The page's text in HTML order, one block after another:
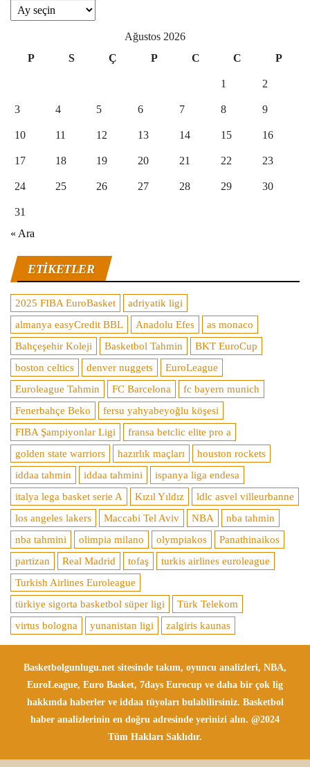
Arşivler
Ağustos 2026
P
S Ç P C C P
1 2
3 4 5 6 7 8 9
10 11 12 13 14 15 16
17 18 19 20 21 22 23
24 25 26 27 28 29 30
31
« Ara
ETIKETLER
2025 FIBA EuroBasket
adriyatik ligi
almanya easyCredit BBL
Anadolu Efes
as monaco
Bahçeşehir Koleji
Basketbol Tahmin
BKT EuroCup
boston celtics
denver nuggets
EuroLeague
Euroleague Tahmin
FC Barcelona
fc bayern munich
Fenerbahçe Beko
fersu yahyabeyoğlu köşesi
FIBA Şampiyonlar Ligi
fransa betclic elite pro a
golden state warriors
hazırlık maçları
houston rockets
iddaa tahmin
iddaa tahmini
ispanya liga endesa
italya lega basket serie A
Kızıl Yıldız
ldlc asvel villeurbanne
los angeles lakers
Maccabi Tel Aviv NBA
nba tahmin
nba tahmini
olimpia milano olympiakos
Panathinaikos
partizan
Real Madrid tofaş
turkis airlines euroleague
Turkish Airlines Euroleague
türkiye sigorta basketbol süper ligi
Türk Telekom
virtus bologna
yunanistan ligi zalgiris kaunas
Basketbolgunlugu.net sitesinde takım, oyuncu analizleri, NBA,
EuroLeague, Euro Basket, 7days Eurocup ve daha bir çok lig
hakkında haberler ve iddaa tüyoları bulabilirsiniz. Basketbol
haber analizlerinin en doğru adresinde yerinizi alın. @2024
Tüm Hakları Saklıdır.